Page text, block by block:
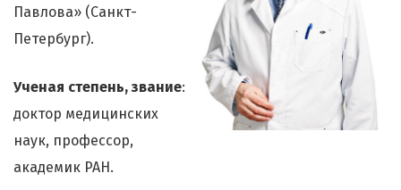
Павлова» (Санкт-
Петербург).
Ученая степень, звание:
доктор медицинских
наук, профессор,
академик РАН.